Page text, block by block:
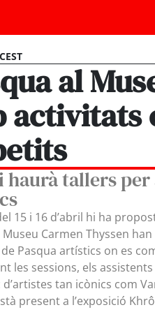
al
activitats
haurà tallers
15 i 16 d’abril hi ha
Carmen Thyssen
Pasqua artístics on es
les sessions, els
tan icònics com
present a l’exposició